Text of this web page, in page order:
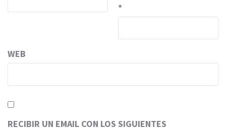
*
WEB
RECIBIR UN EMAIL CON LOS SIGUIENTES